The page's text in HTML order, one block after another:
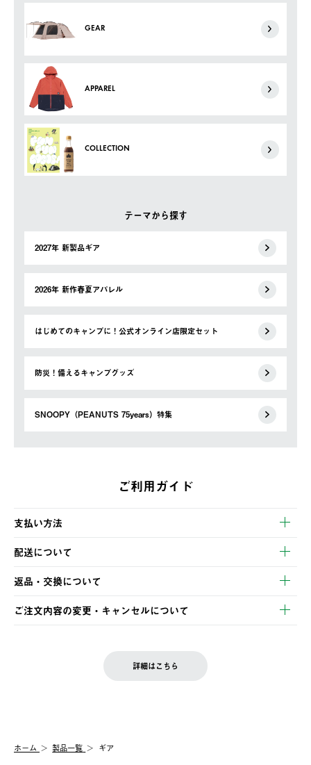
GEAR
APPAREL
COLLECTION
テーマから探す
2027年 新製品ギア
2026年 新作春夏アパレル
はじめてのキャンプに！公式オンライン店限定セット
防災！備えるキャンプグッズ
SNOOPY（PEANUTS 75years）特集
ご利用ガイド
支払い方法
以下のいずれかの方法でお支払いいただけます。
・クレジットカード決済
・コンビニ決済
・Pay-easy決済
配送について
【発送スケジュール】
ご注文・ご入金完了より2営業日以内に商品を発送いたします。
土日祝の発送はございませんので、木曜日以降のご注文は週明け
の発送となる場合がございます。
【配送業者】
佐川急便にて配送されます。
返品・交換について
※お客様都合の場合
お客様都合の返品にかかる送料は、お客様ご負担とさせていただ
一度お手元の商品を返品いただき、ご希望商品を再注文してくだ
ご注文内容の変更・キャンセルについて
LOGOS FAMILY会員の方は、会員マイページ内 購入履歴画面に
詳細はこちら
ホーム 製品一覧 ギア